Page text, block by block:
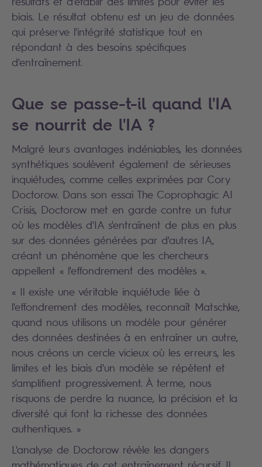
biais. Le résultat obtenu est un jeu de données
qui préserve l'intégrité statistique tout en
répondant à des besoins spécifiques
d'entraînement.
Que se passe-t-il quand l'IA
se nourrit de l'IA ?
Malgré leurs avantages indéniables, les données
synthétiques soulèvent également de sérieuses
inquiétudes, comme celles exprimées par Cory
Doctorow. Dans son essai The Coprophagic AI
Crisis, Doctorow met en garde contre un futur
où les modèles d'IA s'entraînent de plus en plus
sur des données générées par d'autres IA,
créant un phénomène que les chercheurs
appellent « l'effondrement des modèles ».
« Il existe une véritable inquiétude liée à
l'effondrement des modèles, reconnaît Matschke,
quand nous utilisons un modèle pour générer
des données destinées à en entraîner un autre,
nous créons un cercle vicieux où les erreurs, les
limites et les biais d'un modèle se répètent et
s'amplifient progressivement. À terme, nous
risquons de perdre la nuance, la précision et la
diversité qui font la richesse des données
authentiques. »
L'analyse de Doctorow révèle les dangers